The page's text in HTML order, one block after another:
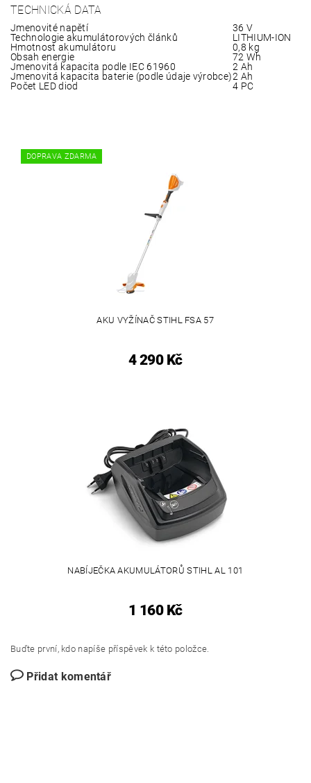
TECHNICKÁ DATA
Jmenovité napětí
36 V
Technologie akumulátorových článků
LITHIUM-ION
Hmotnost akumulátoru
0,8 kg
Obsah energie
72 Wh
Jmenovitá kapacita podle IEC 61960
2 Ah
Jmenovitá kapacita baterie (podle údaje výrobce)2 Ah
Počet LED diod
4 PC
DOPRAVA ZDARMA
AKU VYŽÍNAČ STIHL FSA 57
4 290 Kč
NABÍJEČKA AKUMULÁTORŮ STIHL AL 101
1 160 Kč
Buďte první, kdo napíše příspěvek k této položce.
Přidat komentář